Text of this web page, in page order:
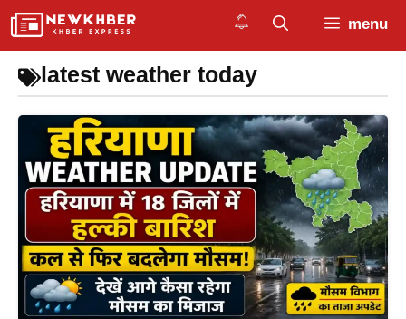
Skip
content
menu
latest weather today